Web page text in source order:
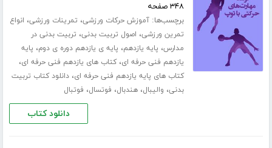
۳۴۸ صفحه
برچسب‌ها:آموزش حرکات ورزشی، تمرینات ورزشی، انواع
تمرین ورزشی، اصول تربیت بدنی، تربیت بدنی در
مدارس، پایه یازدهم، پایه ی یازدهم دوره ی دوم، پایه
یازدهم فنی حرفه ای،کتاب های یازدهم فنی حرفه ای،
کتاب های پایه یازدهم فنی حرفه ای،دانلود کتاب تربیت
بدنی، والیبال،هندبال، فوتسال، فوتبال
دانلود کتاب